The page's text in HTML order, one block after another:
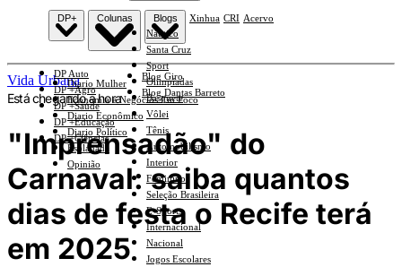
Náutico
Santa Cruz
Sport
Olimpíadas
Basquete
Vôlei
Tênis
Automobilismo
Interior
Feminino
Seleção Brasileira
E-Sports
Internacional
Nacional
Jogos Escolares
DP+
DP Auto
DP +Agro
DP +Saúde
DP +Educação
DP +Ciências
Colunas
Diario Mulher
Economia e Negócios Em Foco
Diario Econômico
Diario Político
Esplanada
Opinião
Blogs
Blog Giro
Blog Dantas Barreto
Xinhua CRI Acervo
Vida Urbana
Está chegando a hora
"Imprensadão" do
Carnaval: saiba quantos
dias de festa o Recife terá
em 2025